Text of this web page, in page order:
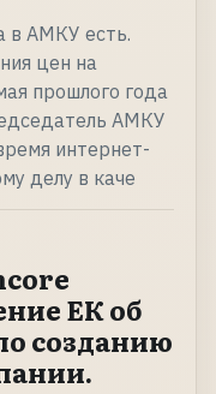
в АМКУ есть.
цен на
прошлого года
АМКУ
интернет-
делу в каче
ЕК об
созданию